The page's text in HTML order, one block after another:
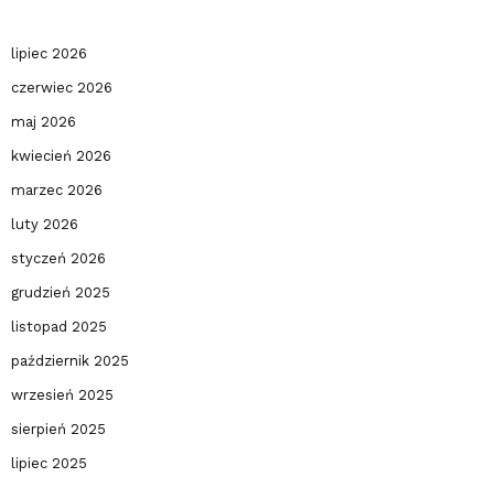
lipiec 2026
czerwiec 2026
maj 2026
kwiecień 2026
marzec 2026
luty 2026
styczeń 2026
grudzień 2025
listopad 2025
październik 2025
wrzesień 2025
sierpień 2025
lipiec 2025